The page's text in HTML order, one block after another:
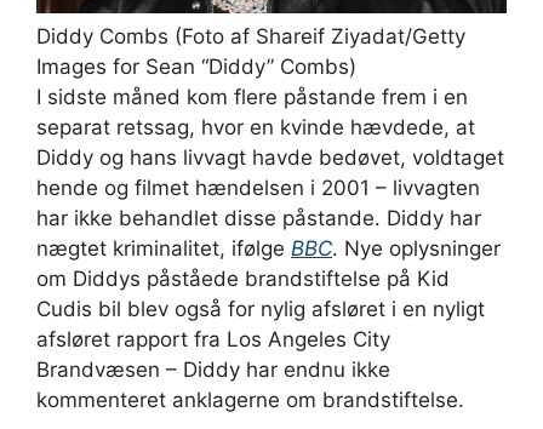
Diddy Combs (Foto af Shareif Ziyadat/Getty
Images for Sean “Diddy” Combs)
I sidste måned kom flere påstande frem i en
separat retssag, hvor en kvinde hævdede, at
Diddy og hans livvagt havde bedøvet, voldtaget
hende og filmet hændelsen i 2001 – livvagten
har ikke behandlet disse påstande. Diddy har
nægtet kriminalitet, ifølge BBC. Nye oplysninger
om Diddys påståede brandstiftelse på Kid
Cudis bil blev også for nylig afsløret i en nyligt
afsløret rapport fra Los Angeles City
Brandvæsen – Diddy har endnu ikke
kommenteret anklagerne om brandstiftelse.